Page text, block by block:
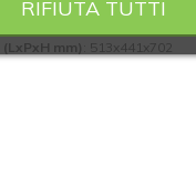
mm)
mm) : 513x441x702
RIFIUTA TUTTI